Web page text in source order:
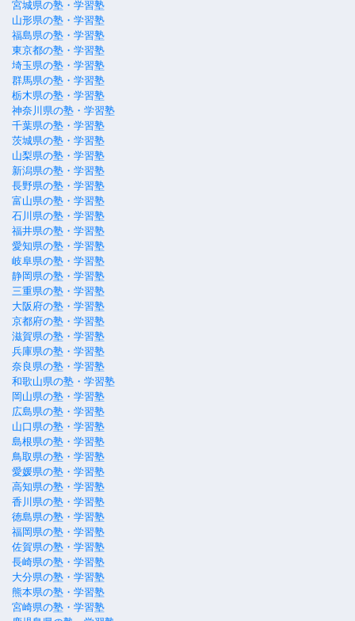
宮城県の塾・学習塾
山形県の塾・学習塾
福島県の塾・学習塾
東京都の塾・学習塾
埼玉県の塾・学習塾
群馬県の塾・学習塾
栃木県の塾・学習塾
神奈川県の塾・学習塾
千葉県の塾・学習塾
茨城県の塾・学習塾
山梨県の塾・学習塾
新潟県の塾・学習塾
長野県の塾・学習塾
富山県の塾・学習塾
石川県の塾・学習塾
福井県の塾・学習塾
愛知県の塾・学習塾
岐阜県の塾・学習塾
静岡県の塾・学習塾
三重県の塾・学習塾
大阪府の塾・学習塾
京都府の塾・学習塾
滋賀県の塾・学習塾
兵庫県の塾・学習塾
奈良県の塾・学習塾
和歌山県の塾・学習塾
岡山県の塾・学習塾
広島県の塾・学習塾
山口県の塾・学習塾
島根県の塾・学習塾
鳥取県の塾・学習塾
愛媛県の塾・学習塾
高知県の塾・学習塾
香川県の塾・学習塾
徳島県の塾・学習塾
福岡県の塾・学習塾
佐賀県の塾・学習塾
長崎県の塾・学習塾
大分県の塾・学習塾
熊本県の塾・学習塾
宮崎県の塾・学習塾